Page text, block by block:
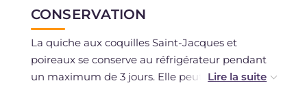
CONSERVATION
La quiche aux coquilles Saint-Jacques et
poireaux se conserve au réfrigérateur pendant
un maximum de 3 jours. Elle peut être congelée